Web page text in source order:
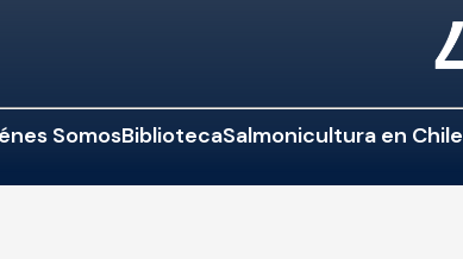
SomosBibliotecaSalmonicultura en Chile